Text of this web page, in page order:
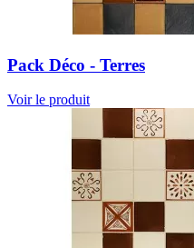
Pack Déco - Terres
Voir le produit